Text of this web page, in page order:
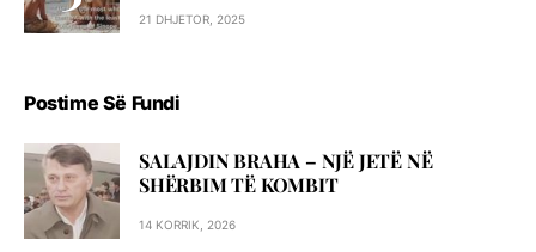
21 DHJETOR, 2025
Postime Së Fundi
SALAJDIN BRAHA – NJЁ JETЁ NЁ
SHЁRBIM TЁ KOMBIT
14 KORRIK, 2026